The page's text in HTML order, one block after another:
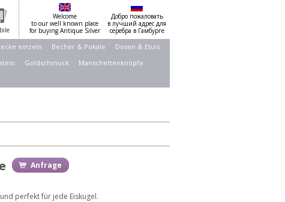
Welcome
to our well known place
for buying Antique Silver
Добро пожаловать
в лучший адрес для
серебра в Гамбурге
einzeln Becher & Pokale
Dosen & Etuis
Goldschmuck
Manschettenknöpfe
Anfrage
perfekt für jede Eiskugel.